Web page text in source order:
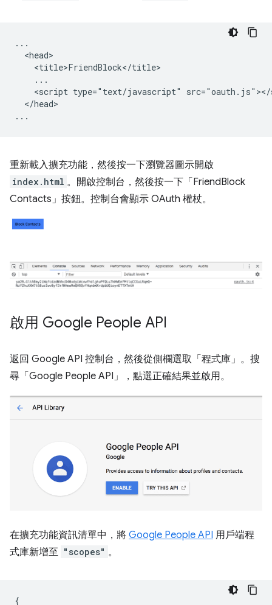
...
  <head>
    <title>FriendBlock</title>
    ...
<script type="text/javascript"
  </head>
重新載入擴充功能，然後按一下瀏覽器圖示開啟
index.html 。開啟控制台，然後按一下「FriendBlock
Contacts」按鈕。控制台會顯示 OAuth 權杖。
啟用 Google People API
返回 Google API 控制台，然後從側欄選取「程式庫」 。搜
尋「Google People API」，點選正確結果並啟用。
在擴充功能資訊清單中，將 Google People API 用戶端程
式庫新增至 "scopes" 。
{